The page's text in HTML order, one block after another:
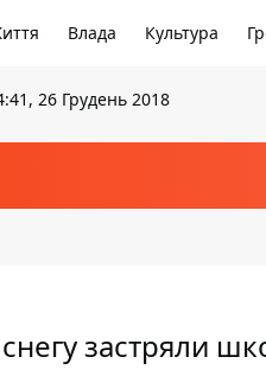
Влада Культура
26 Грудень 2018
застряли